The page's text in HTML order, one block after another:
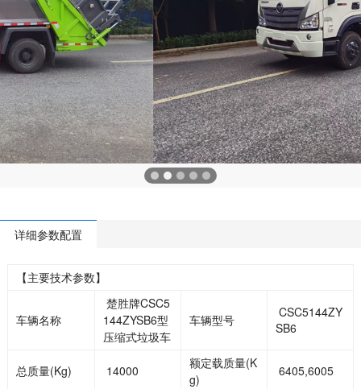
详细参数配置
【主要技术参数】
车辆名称
楚胜牌CSC5
144ZYSB6型
压缩式垃圾车
车辆型号
CSC5144ZY
SB6
总质量(Kg) 14000
额定载质量(K
g)
6405,6005